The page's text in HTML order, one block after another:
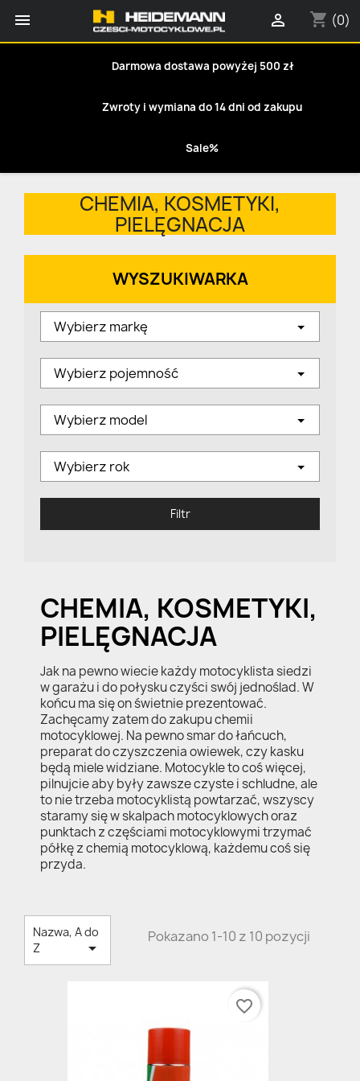
 shopping_cart (0)

Darmowa dostawa powyżej 500 zł
Zwroty i wymiana do 14 dni od zakupu
Sale%
CHEMIA, KOSMETYKI,
PIELĘGNACJA
WYSZUKIWARKA
Wybierz markę
Wybierz pojemność
Wybierz model
Wybierz rok
Filtr
CHEMIA, KOSMETYKI,
PIELĘGNACJA
Jak na pewno wiecie każdy motocyklista siedzi
w garażu i do połysku czyści swój jednoślad. W
końcu ma się on świetnie prezentować.
Zachęcamy zatem do zakupu chemii
motocyklowej. Na pewno smar do łańcuch,
preparat do czyszczenia owiewek, czy kasku
będą miele widziane. Motocykle to coś więcej,
pilnujcie aby były zawsze czyste i schludne, ale
to nie trzeba motocyklistą powtarzać, wszyscy
staramy się w skalpach motocyklowych oraz
punktach z częściami motocyklowymi trzymać
półkę z chemią motocyklową, każdemu coś się
przyda.
Nazwa, A do
Z

Pokazano 1-10 z 10 pozycji
favorite_border